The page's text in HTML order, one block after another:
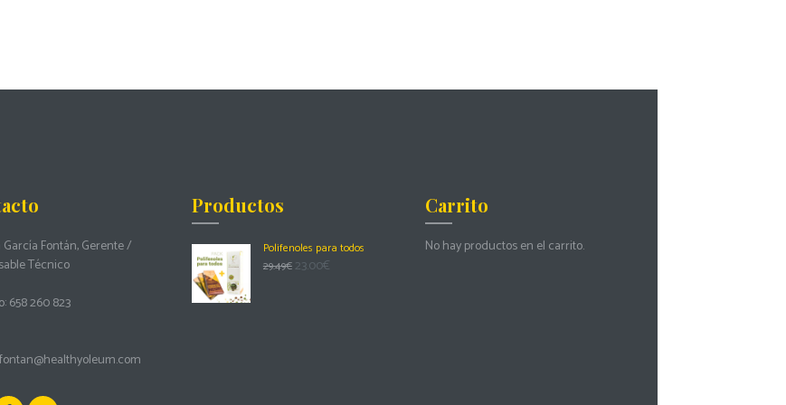
Fontán, Gerente /
Técnico
658 260 823
Productos
Polifenoles para todos
29.49€ 23.00€
Carrito
No hay productos en el carrito.